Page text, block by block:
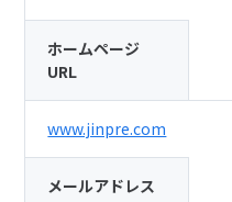
ホームページ
URL
www.jinpre.com
メールアドレス